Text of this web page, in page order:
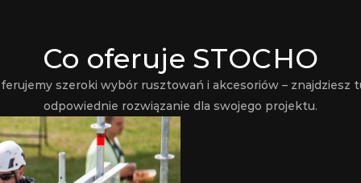
Co oferuje STOCHO
szeroki wybór rusztowań i akcesoriów – znajdziesz
odpowiednie rozwiązanie dla swojego projektu.